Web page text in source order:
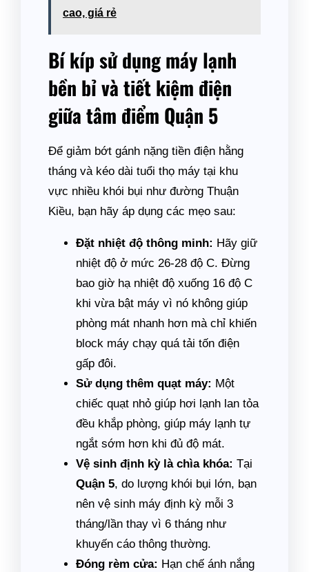
cao, giá rẻ
Bí kíp sử dụng máy lạnh
bền bỉ và tiết kiệm điện
giữa tâm điểm Quận 5
Để giảm bớt gánh nặng tiền điện hằng
tháng và kéo dài tuổi thọ máy tại khu
vực nhiều khói bụi như đường Thuận
Kiều, bạn hãy áp dụng các mẹo sau:
Đặt nhiệt độ thông minh: Hãy giữ
nhiệt độ ở mức 26-28 độ C. Đừng
bao giờ hạ nhiệt độ xuống 16 độ C
khi vừa bật máy vì nó không giúp
phòng mát nhanh hơn mà chỉ khiến
block máy chạy quá tải tốn điện
gấp đôi.
Sử dụng thêm quạt máy: Một
chiếc quạt nhỏ giúp hơi lạnh lan tỏa
đều khắp phòng, giúp máy lạnh tự
ngắt sớm hơn khi đủ độ mát.
Vệ sinh định kỳ là chìa khóa: Tại
Quận 5, do lượng khói bụi lớn, bạn
nên vệ sinh máy định kỳ mỗi 3
tháng/lần thay vì 6 tháng như
khuyến cáo thông thường.
Đóng rèm cửa: Hạn chế ánh nắng